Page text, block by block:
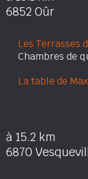
6852 Oûr
Les Terrasses
Chambres de
La table de
à 15.2 km
6870